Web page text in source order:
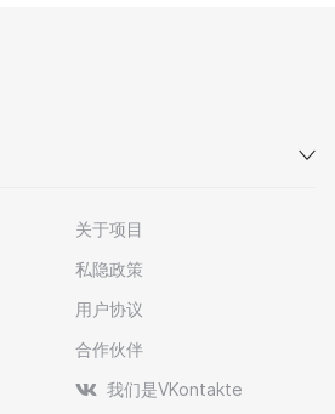
关于项目
私隐政策
用户协议
合作伙伴
我们是VKontakte